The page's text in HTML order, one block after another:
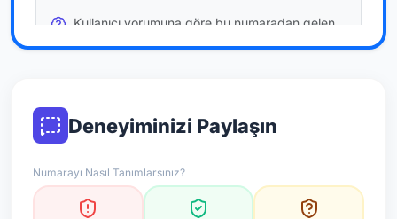
Kullanıcı yorumuna göre bu numaradan gelen
çağrılaratemkinli yaklaşmanızönerilir; bu bir site
resmi doğrulama niteliği taşımaz.
*Not: Değerlendirmeler onaylı kullanıcı yorumlarına göre
güncellenir.
Deneyiminizi Paylaşın
Numarayı Nasıl Tanımlarsınız?